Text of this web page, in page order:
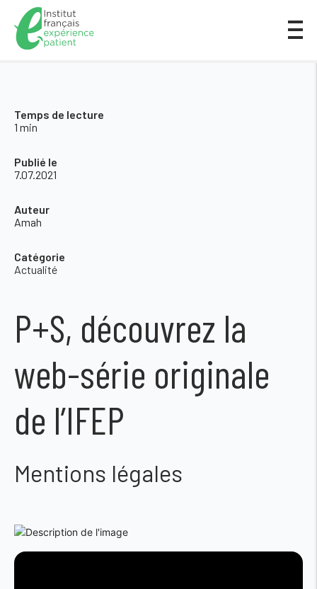
Temps de lecture
1 min
Publié le
7.07.2021
Auteur
Amah
Catégorie
Actualité
P+S, découvrez la
web-série originale
de l’IFEP
Mentions légales